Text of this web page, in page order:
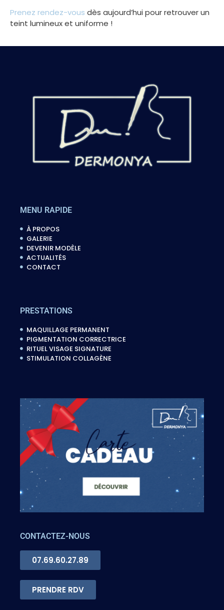
Prenez rendez-vous dès aujourd’hui pour retrouver un
teint lumineux et uniforme !
MENU RAPIDE
À PROPOS
GALERIE
DEVENIR MODÈLE
ACTUALITÉS
CONTACT
PRESTATIONS
MAQUILLAGE PERMANENT
PIGMENTATION CORRECTRICE
RITUEL VISAGE SIGNATURE
STIMULATION COLLAGÈNE
CONTACTEZ-NOUS
07.69.60.27.89
PRENDRE RDV